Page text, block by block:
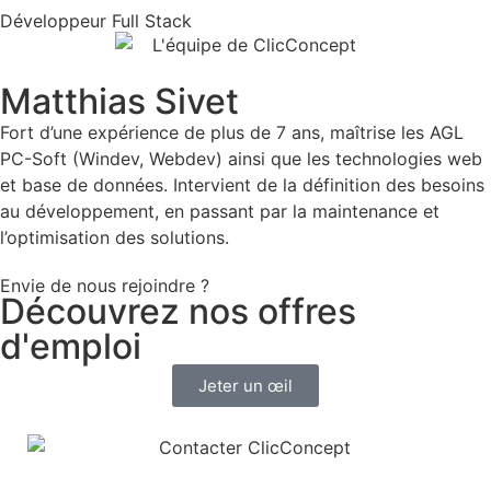
Développeur Full Stack​
Matthias Sivet
Fort d’une expérience de plus de 7 ans, maîtrise les AGL
PC-Soft (Windev, Webdev) ainsi que les technologies web
et base de données. Intervient de la définition des besoins
au développement, en passant par la maintenance et
l’optimisation des solutions.
Envie de nous rejoindre ?
Découvrez nos offres
d'emploi
Jeter un œil